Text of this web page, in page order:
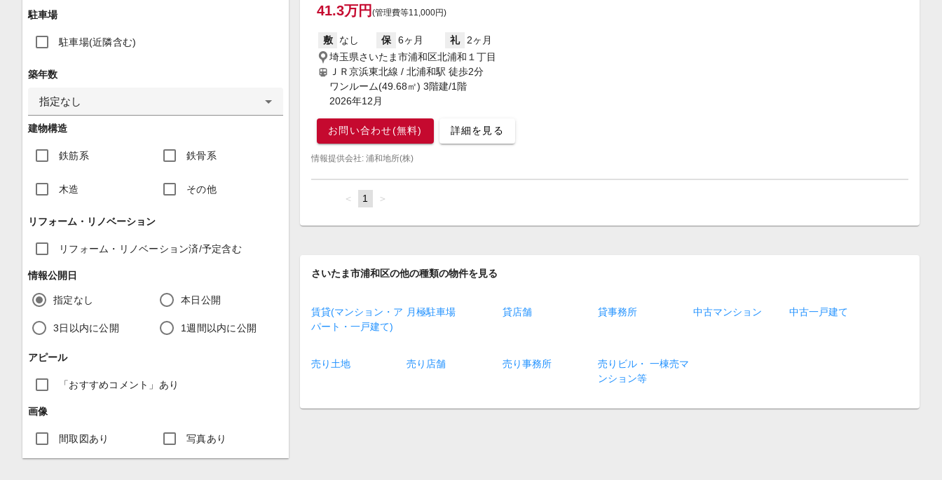
駐車場
駐車場(近隣含む)
築年数
指定なし
建物構造
鉄筋系 鉄骨系
木造 その他
リフォーム・リノベーション
リフォーム・リノベーション済/予定含む
情報公開日
指定なし 本日公開
3日以内に公開 1週間以内に公開
アピール
「おすすめコメント」あり
画像
間取図あり 写真あり
41.3万円 (管理費等11,000円)
敷 なし 保 6ヶ月 礼
2ヶ月
埼玉県さいたま市浦和区北浦和１丁目
ＪＲ京浜東北線 / 北浦和駅 徒歩2分
ワンルーム(49.68㎡) 3階建/1階
2026年12月
お問い合わせ(無料) 詳細を見る
情報提供会社: 浦和地所(株)
page
You're
page
1 page
さいたま市浦和区の他の種類の物件を見る
賃貸(マンション・ア
パート・一戸建て)
月極駐車場 貸店舗 貸事務所 中古マンション 中古一戸建て
売り土地 売り店舗 売り事務所
売りビル・ 一棟売マ
ンション等